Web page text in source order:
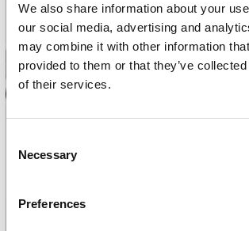
We also share information about your
our social media, advertising and
may combine it with other information
provided to them or that they’ve
of their services.
Selection
Necessary
Preferences